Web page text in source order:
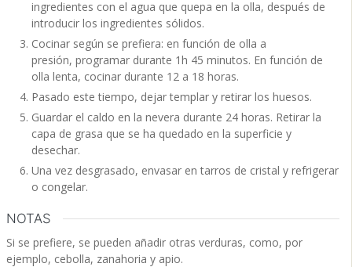
ingredientes con el agua que quepa en la olla, después de
introducir los ingredientes sólidos.
Cocinar según se prefiera: en función de olla a
presión, programar durante 1h 45 minutos. En función de
olla lenta, cocinar durante 12 a 18 horas.
Pasado este tiempo, dejar templar y retirar los huesos.
Guardar el caldo en la nevera durante 24 horas. Retirar la
capa de grasa que se ha quedado en la superficie y
desechar.
Una vez desgrasado, envasar en tarros de cristal y refrigerar
o congelar.
NOTAS
Si se prefiere, se pueden añadir otras verduras, como, por
ejemplo, cebolla, zanahoria y apio.